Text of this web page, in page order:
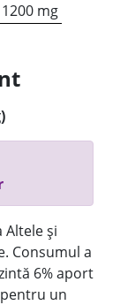
1200 mg
Altele și
Consumul a
6% aport
un